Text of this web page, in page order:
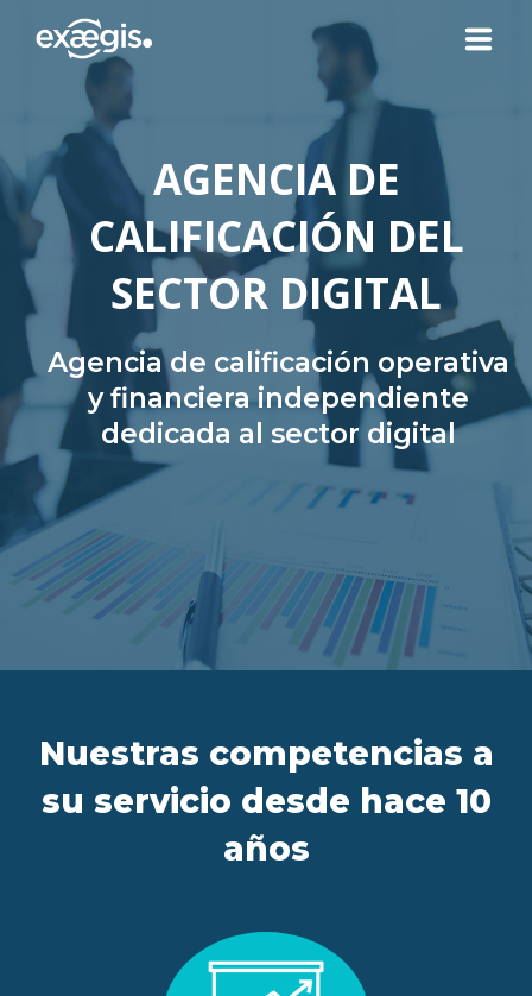
¿QUIÉNES SOMOS?
NUESTRAS OFERTAS
CONTACTO
SU ESPACIO
ES FR IT
Agencia de calificación operativa
y financiera independiente
dedicada al sector digital
AGENCIA DE
CALIFICACIÓN DEL
SECTOR DIGITAL
Nuestras competencias a
su servicio desde hace 10
años